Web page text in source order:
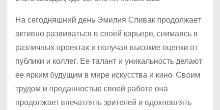
На сегодняшний день Эмилия Спивак продолжает
активно развиваться в своей карьере, снимаясь в
различных проектах и получая высокие оценки от
публики и коллег. Ее талант и уникальность делают
ее ярким будущим в мире искусства и кино. Своим
трудом и преданностью своей работе она
продолжает впечатлять зрителей и вдохновлять